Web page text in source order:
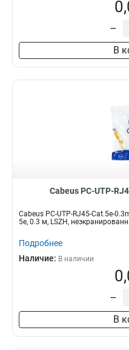
–
В
Cabeus PC-UTP-
Cabeus PC-UTP-RJ45-Cat.5e-
5e, 0.3 м, LSZH,
Подробнее
Наличие: В наличии
–
В